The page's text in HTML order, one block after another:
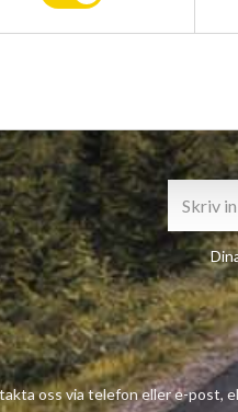
oss via telefon eller e-post,